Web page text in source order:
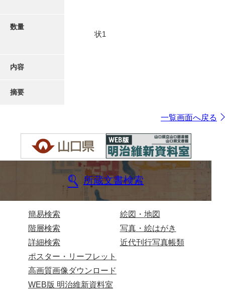
数量
状1
内容
摘要
一覧画面へ戻る
所蔵文書検索
簡易検索
階層検索
詳細検索
絵図・地図
写真・絵はがき
近代刊行写真帳類
ポスター・リーフレット
高画質画像ダウンロード
WEB版 明治維新資料室